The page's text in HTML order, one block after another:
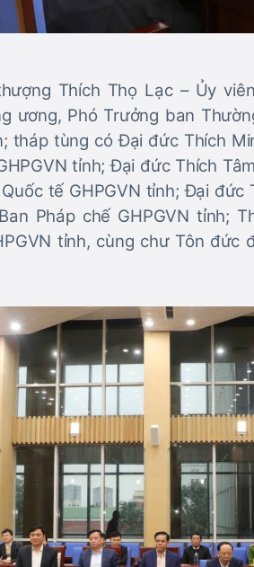
Thích Thọ Lạc – Ủy
ương, Phó Trưởng ban
tháp tùng có Đại đức Thích
tỉnh; Đại đức Thích
tế GHPGVN tỉnh; Đại đức
Pháp chế GHPGVN tỉnh;
tỉnh, cùng chư Tôn đức